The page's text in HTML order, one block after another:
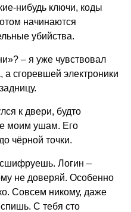
нибудь ключи, коды
начинаются
убийства.
– я уже чувствовал
а сгоревшей электроники
к двери, будто
моим ушам. Его
чёрной точки.
Логин –
не доверяй. Особенно
Совсем никому, даже
С тебя сто